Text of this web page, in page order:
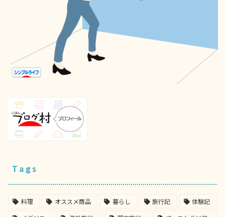
Tags
料理 オススメ商品 暮らし 旅行記
体験記